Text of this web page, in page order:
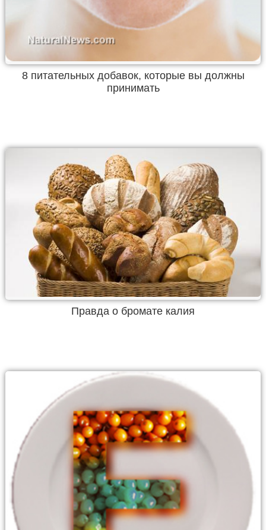
8 питательных добавок, которые вы должны
принимать
Правда о бромате калия